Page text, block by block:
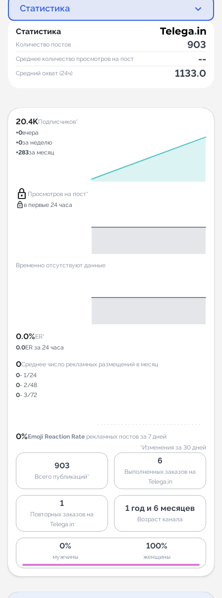
Статистика
Статистика
Количество постов 903
Среднее количество просмотров на пост --
Средний охват (24ч) 1133.0
20.4KПодписчиков*
+0вчера
+0за неделю
+283за месяц
lock Просмотров на пост*
lock в первые 24 часа
Временно отсутствуют данные
0.0%ER*
0.0ER за 24 часа
0Среднее число рекламных размещений в месяц
0- 1/24
0- 2/48
0- 3/72
0%Emoji Reaction Rate рекламных постов за 7 дней
*Изменения за 30 дней
903
Всего публикаций*
6
Выполненных заказов на
Telega.in
1
Повторных заказов на
Telega.in
1 год и 6 месяцев
Возраст канала
0%
мужчины
100%
женщины